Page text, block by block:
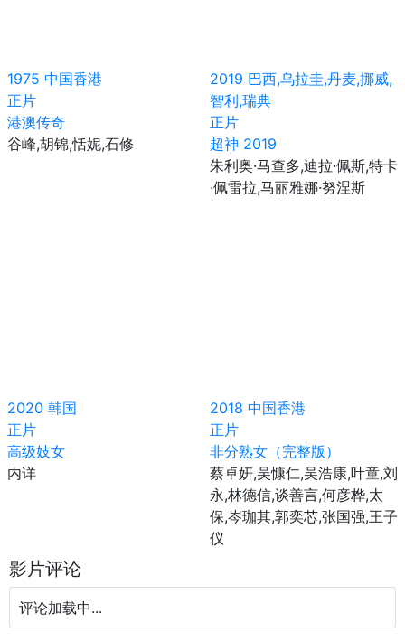
1975 中国香港
正片
港澳传奇
谷峰,胡锦,恬妮,石修
2019 巴西,乌拉圭,丹麦,挪威,
智利,瑞典
正片
超神 2019
朱利奥·马查多,迪拉·佩斯,特卡
·佩雷拉,马丽雅娜·努涅斯
2020 韩国
正片
高级妓女
内详
2018 中国香港
正片
非分熟女（完整版）
蔡卓妍,吴慷仁,吴浩康,叶童,刘
永,林德信,谈善言,何彦桦,太
保,岑珈其,郭奕芯,张国强,王子
仪
影片评论
评论加载中...